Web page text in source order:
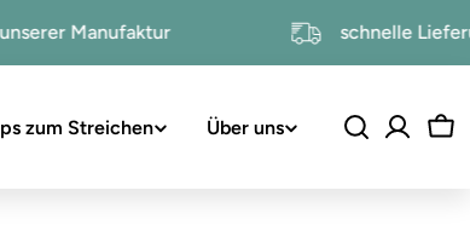
in unserer Manufaktur schnelle
zum Streichen Über uns